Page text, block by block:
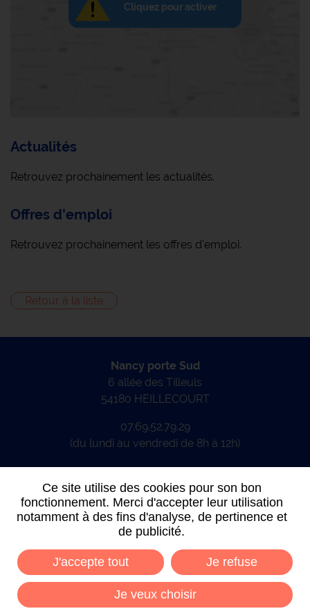
Cliquez pour activer
Actualités
Retrouvez prochainement les actualités.
Offres d'emploi
Retrouvez prochainement les offres d'emploi.
Retour à la liste
Nancy porte Sud
6 allée des Tilleuls
54180 HEILLECOURT
07.69.52.79.29
(du lundi au vendredi de 8h à 12h)
CONTACTEZ-NOUS
Données personnelles Mentions légales
Plan du site
Conditions générales de vente
Ce site utilise des cookies pour son bon
fonctionnement. Merci d'accepter leur utilisation
notamment à des fins d'analyse, de pertinence et
de publicité.
J'accepte tout Je refuse
Je veux choisir